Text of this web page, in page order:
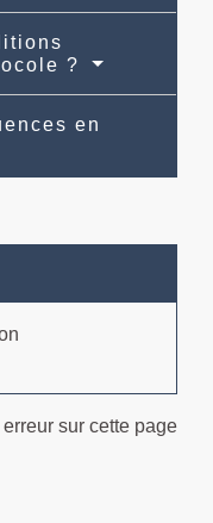
?
en
sur cette page